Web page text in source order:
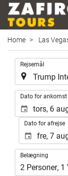
Home Las
Rejsemål
Dato for ankomst
Dato for afrejse
Belægning
Belægning
2 Personer, 1